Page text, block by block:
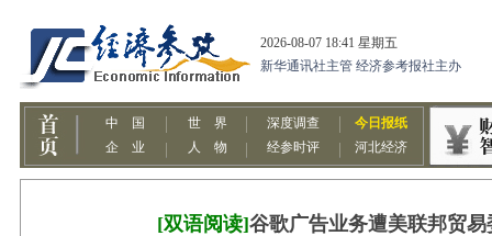
[双语阅读]谷歌广告业务遭美联邦贸